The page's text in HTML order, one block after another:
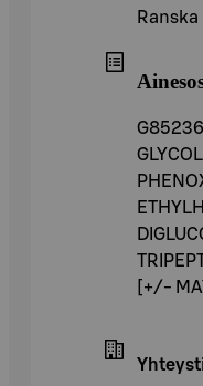
Ranska
[+/-